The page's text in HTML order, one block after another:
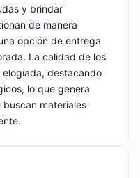
y brindar
de manera
opción de entrega
La calidad de los
destacando
lo que genera
materiales